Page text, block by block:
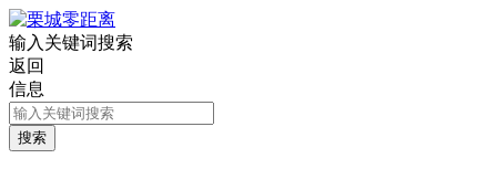
输入关键词搜索
返回
信息